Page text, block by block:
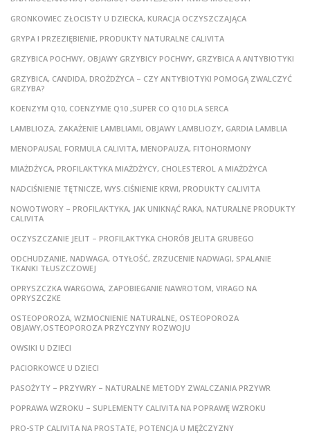
GRONKOWIEC ZŁOCISTY U DZIECKA, KURACJA OCZYSZCZAJĄCA
GRYPA I PRZEZIĘBIENIE, PRODUKTY NATURALNE CALIVITA
GRZYBICA POCHWY, OBJAWY GRZYBICY POCHWY, GRZYBICA A ANTYBIOTYKI
GRZYBICA, CANDIDA, DROŻDŻYCA – CZY ANTYBIOTYKI POMOGĄ ZWALCZYĆ
GRZYBA?
KOENZYM Q10, COENZYME Q10 ,SUPER CO Q10 DLA SERCA
LAMBLIOZA, ZAKAŻENIE LAMBLIAMI, OBJAWY LAMBLIOZY, GARDIA LAMBLIA
MENOPAUSAL FORMULA CALIVITA, MENOPAUZA, FITOHORMONY
MIAŻDŻYCA, PROFILAKTYKA MIAŻDŻYCY, CHOLESTEROL A MIAŻDŻYCA
NADCIŚNIENIE TĘTNICZE, WYS.CIŚNIENIE KRWI, PRODUKTY CALIVITA
NOWOTWORY – PROFILAKTYKA, JAK UNIKNĄĆ RAKA, NATURALNE PRODUKTY
CALIVITA
OCZYSZCZANIE JELIT – PROFILAKTYKA CHORÓB JELITA GRUBEGO
ODCHUDZANIE, NADWAGA, OTYŁOŚĆ, ZRZUCENIE NADWAGI, SPALANIE
TKANKI TŁUSZCZOWEJ
OPRYSZCZKA WARGOWA, ZAPOBIEGANIE NAWROTOM, VIRAGO NA
OPRYSZCZKE
OSTEOPOROZA, WZMOCNIENIE NATURALNE, OSTEOPOROZA
OBJAWY,OSTEOPOROZA PRZYCZYNY ROZWOJU
OWSIKI U DZIECI
PACIORKOWCE U DZIECI
PASOŻYTY – PRZYWRY – NATURALNE METODY ZWALCZANIA PRZYWR
POPRAWA WZROKU – SUPLEMENTY CALIVITA NA POPRAWĘ WZROKU
PRO-STP CALIVITA NA PROSTATE, POTENCJA U MĘŻCZYZNY